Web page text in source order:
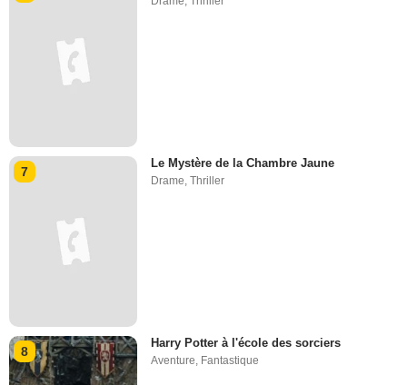
7
Le Mystère de la Chambre Jaune
Drame,Thriller
8
Harry Potter à l'école des sorciers
Aventure, Fantastique